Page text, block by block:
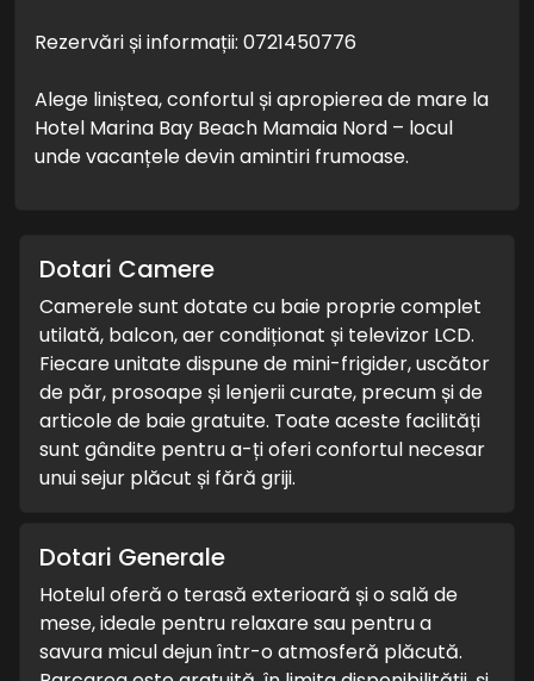
Rezervări și informații: 0721450776
Alege liniștea, confortul și apropierea de mare la
Hotel Marina Bay Beach Mamaia Nord – locul
unde vacanțele devin amintiri frumoase.
Dotari Camere
Camerele sunt dotate cu baie proprie complet
utilată, balcon, aer condiționat și televizor LCD.
Fiecare unitate dispune de mini-frigider, uscător
de păr, prosoape și lenjerii curate, precum și de
articole de baie gratuite. Toate aceste facilități
sunt gândite pentru a-ți oferi confortul necesar
unui sejur plăcut și fără griji.
Dotari Generale
Hotelul oferă o terasă exterioară și o sală de
mese, ideale pentru relaxare sau pentru a
savura micul dejun într-o atmosferă plăcută.